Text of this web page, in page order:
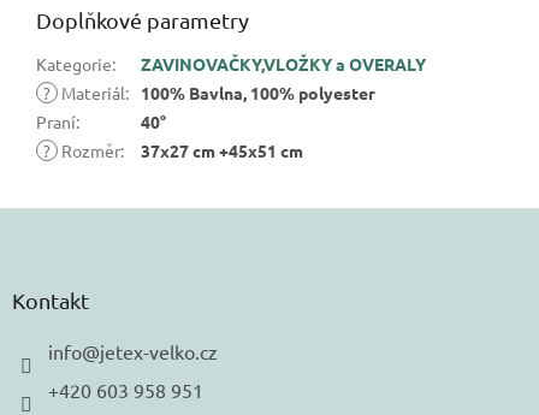
Doplňkové parametry
Kategorie:
ZAVINOVAČKY,VLOŽKY a OVERALY
? Materiál:
100% Bavlna, 100% polyester
Praní:
40°
? Rozměr: 37x27 cm +45x51 cm
Kontakt
info@jetex-velko.cz
+420 603 958 951